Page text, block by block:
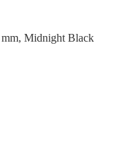
mm, Midnight Black